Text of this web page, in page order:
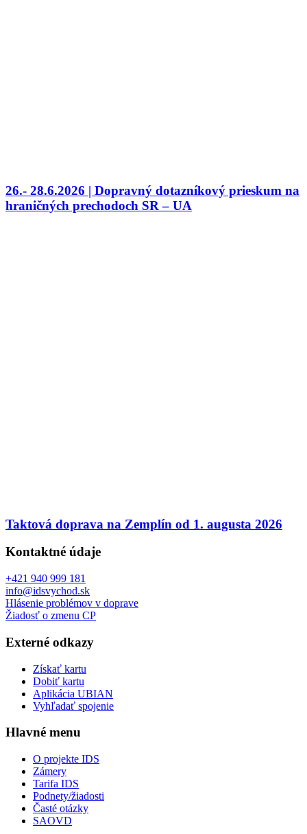
26.- 28.6.2026 | Dopravný dotazníkový prieskum na
hraničných prechodoch SR – UA
Taktová doprava na Zemplín od 1. augusta 2026
Kontaktné údaje
+421 940 999 181
info@idsvychod.sk
Hlásenie problémov v doprave
Žiadosť o zmenu CP
Externé odkazy
Získať kartu
Dobiť kartu
Aplikácia UBIAN
Vyhľadať spojenie
Hlavné menu
O projekte IDS
Zámery
Tarifa IDS
Podnety/žiadosti
Časté otázky
SAOVD